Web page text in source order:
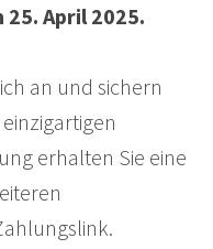
April 2025.
an und sichern
erhalten Sie eine